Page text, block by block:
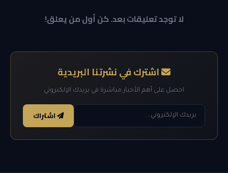
لا توجد تعليقات بعد. كن أول من يعلق!
اشترك في نشرتنا البريدية
احصل على أهم الأخبار مباشرة في بريدك الإلكتروني
اشتراك